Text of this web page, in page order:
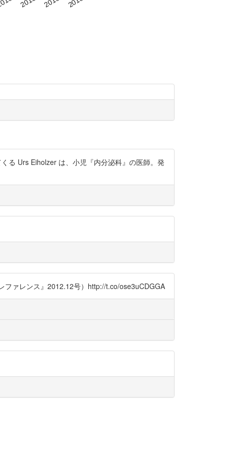
る Urs Eiholzer は、小児『内分泌科』の医師。発
ファレンス』2012.12号）http://t.co/ose3uCDGGA